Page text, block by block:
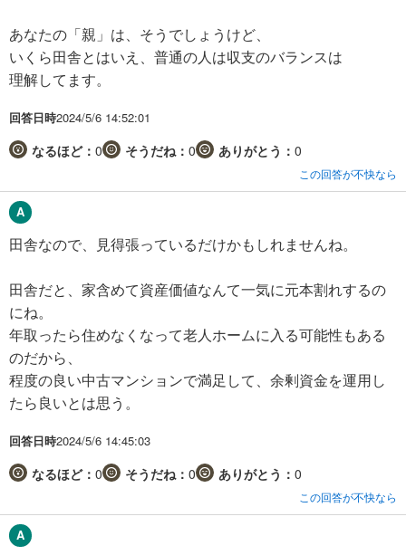
あなたの「親」は、そうでしょうけど、
いくら田舎とはいえ、普通の人は収支のバランスは
理解してます。
回答日時2024/5/6 14:52:01
なるほど： 0 そうだね： 0 ありがとう： 0
この回答が不快なら
田舎なので、見得張っているだけかもしれませんね。
田舎だと、家含めて資産価値なんて一気に元本割れするの
にね。
年取ったら住めなくなって老人ホームに入る可能性もある
のだから、
程度の良い中古マンションで満足して、余剰資金を運用し
たら良いとは思う。
回答日時2024/5/6 14:45:03
なるほど： 0 そうだね： 0 ありがとう： 0
この回答が不快なら